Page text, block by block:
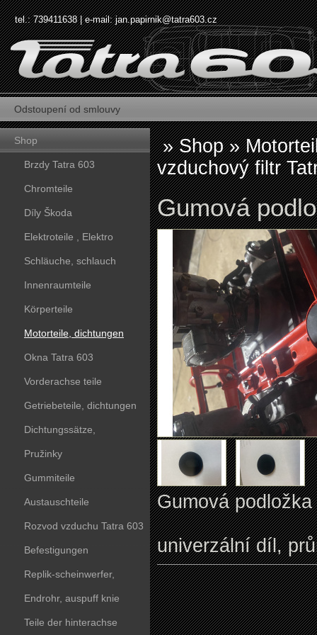
tel.: 739411638 | e-mail:jan.papirnik@tatra603.cz
Odstoupení od smlouvy
Shop
Brzdy Tatra 603
Chromteile
Díly Škoda
Elektroteile , Elektro
Schläuche, schlauch
Innenraumteile
Körperteile
Motorteile, dichtungen
Okna Tatra 603
Vorderachse teile
Getriebeteile, dichtungen
Dichtungssätze,
dichtungskörper
Pružinky
Gummiteile
Austauschteile
Rozvod vzduchu Tatra 603
Befestigungen
Replik-scheinwerfer,
kunststoffteile
Endrohr, auspuff knie
Teile der hinterachse
»Shop»
vzduchový filtr
Gumová
Gumová
univerzální díl,